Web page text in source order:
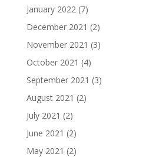
January 2022 (7)
December 2021 (2)
November 2021 (3)
October 2021 (4)
September 2021 (3)
August 2021 (2)
July 2021 (2)
June 2021 (2)
May 2021 (2)